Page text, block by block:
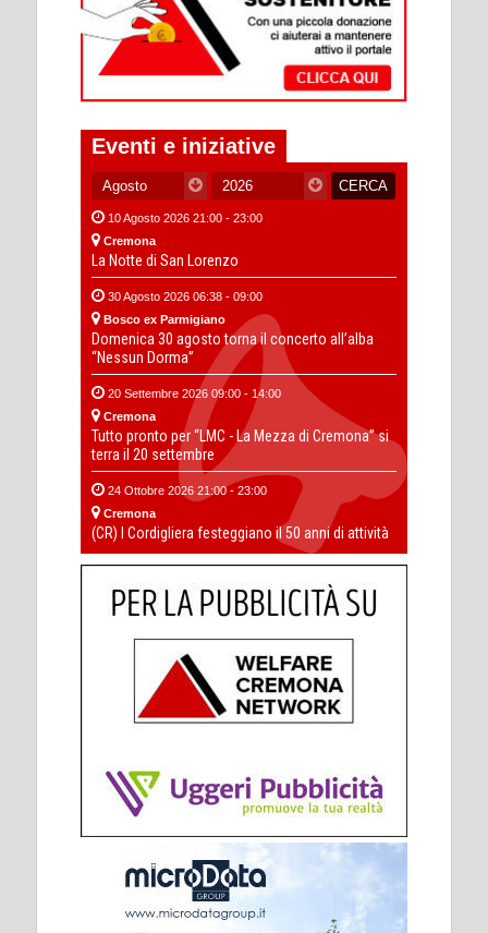
Eventi e iniziative
10 Agosto 2026 21:00 - 23:00
Cremona
La Notte di San Lorenzo
30 Agosto 2026 06:38 - 09:00
Bosco ex Parmigiano
Domenica 30 agosto torna il concerto all’alba
“Nessun Dorma”
20 Settembre 2026 09:00 - 14:00
Cremona
Tutto pronto per “LMC - La Mezza di Cremona” si
terra il 20 settembre
24 Ottobre 2026 21:00 - 23:00
Cremona
(CR) I Cordigliera festeggiano il 50 anni di attività